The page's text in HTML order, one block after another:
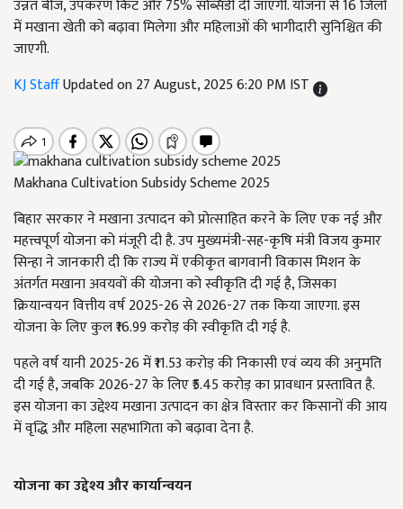
उन्नत बीज, उपकरण किट और 75% सब्सिडी दी जाएगी. योजना से 16 जिलों
में मखाना खेती को बढ़ावा मिलेगा और महिलाओं की भागीदारी सुनिश्चित की
जाएगी.
KJ StaffUpdated on 27 August, 2025 6:20 PM IST
Makhana Cultivation Subsidy Scheme 2025
बिहार सरकार ने मखाना उत्पादन को प्रोत्साहित करने के लिए एक नई और
महत्त्वपूर्ण योजना को मंजूरी दी है. उप मुख्यमंत्री-सह-कृषि मंत्री विजय कुमार
सिन्हा ने जानकारी दी कि राज्य में एकीकृत बागवानी विकास मिशन के
अंतर्गत मखाना अवयवों की योजना को स्वीकृति दी गई है, जिसका
क्रियान्वयन वित्तीय वर्ष 2025-26 से 2026-27 तक किया जाएगा. इस
योजना के लिए कुल ₹16.99 करोड़ की स्वीकृति दी गई है.
पहले वर्ष यानी 2025-26 में ₹11.53 करोड़ की निकासी एवं व्यय की अनुमति
दी गई है, जबकि 2026-27 के लिए ₹5.45 करोड़ का प्रावधान प्रस्तावित है.
इस योजना का उद्देश्य मखाना उत्पादन का क्षेत्र विस्तार कर किसानों की आय
में वृद्धि और महिला सहभागिता को बढ़ावा देना है.
योजना का उद्देश्य और कार्यान्वयन